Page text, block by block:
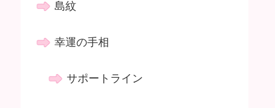
島紋
幸運の手相
サポートライン